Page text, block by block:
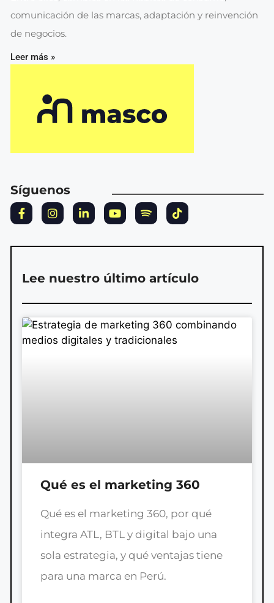
comunicación de las marcas, adaptación y reinvención
de negocios.
Leer más »
Síguenos
Lee nuestro último artículo
Qué es el marketing 360
Qué es el marketing 360, por qué
integra ATL, BTL y digital bajo una
sola estrategia, y qué ventajas tiene
para una marca en Perú.